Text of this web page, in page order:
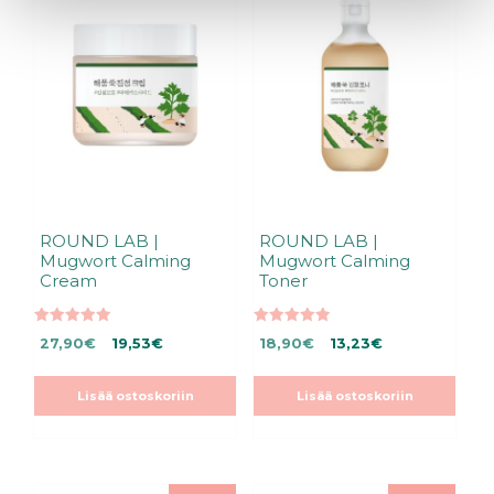
ROUND LAB |
Mugwort Calming
Cream
5:stä
Alkuperäinen
27,90€.
27,90€Nykyinen
27,90€.
19,53€
Lisää ostoskoriin
ROUND LAB |
Mugwort Calming
Toner
5:stä
Alkuperäinen
18,90€.
18,90€Nykyinen
18,90€.
13,23€
Lisää ostoskoriin